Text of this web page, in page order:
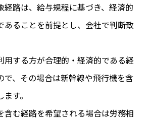
経路は、給与規程に基づき、経済的
あることを前提とし、会社で判断致
用する方が合理的・経済的である経
で、その場合は新幹線や飛行機を含
す。
む経路を希望される場合は労務相